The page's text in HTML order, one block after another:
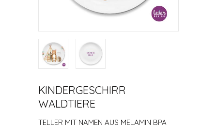
KINDERGESCHIRR
WALDTIERE
TELLER MIT NAMEN AUS MELAMIN BPA